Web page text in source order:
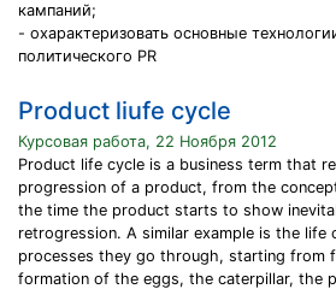
кампаний;
- охарактеризовать основные
политического PR
Product liufe cycle
Курсовая работа, 22 Ноября 2012
Product life cycle is a business term that
progression of a product, from the
the time the product starts to show
retrogression. A similar example is the
processes they go through, starting from
formation of the eggs, the caterpillar, the